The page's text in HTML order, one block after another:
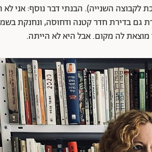
לקבוצה השנייה). הבנתי דבר נוסף: אני
גם בדירת חדר קטנה ודחוסה, ונחנקת
מוצאת לה מקום. אבל היא לא הייתה.